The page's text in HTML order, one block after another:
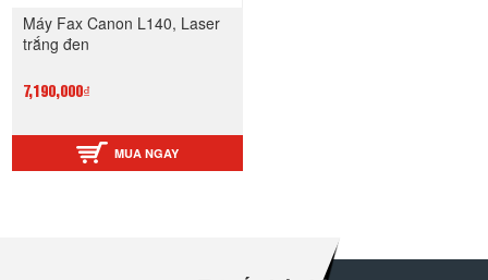
Máy Fax Canon L140, Laser
trắng đen
7,190,000₫
MUA NGAY